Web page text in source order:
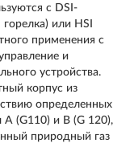
с DSI-
или HSI
применения с
и
устройства.
корпус из
определенных
A (G110) и B (G 120),
природный газ